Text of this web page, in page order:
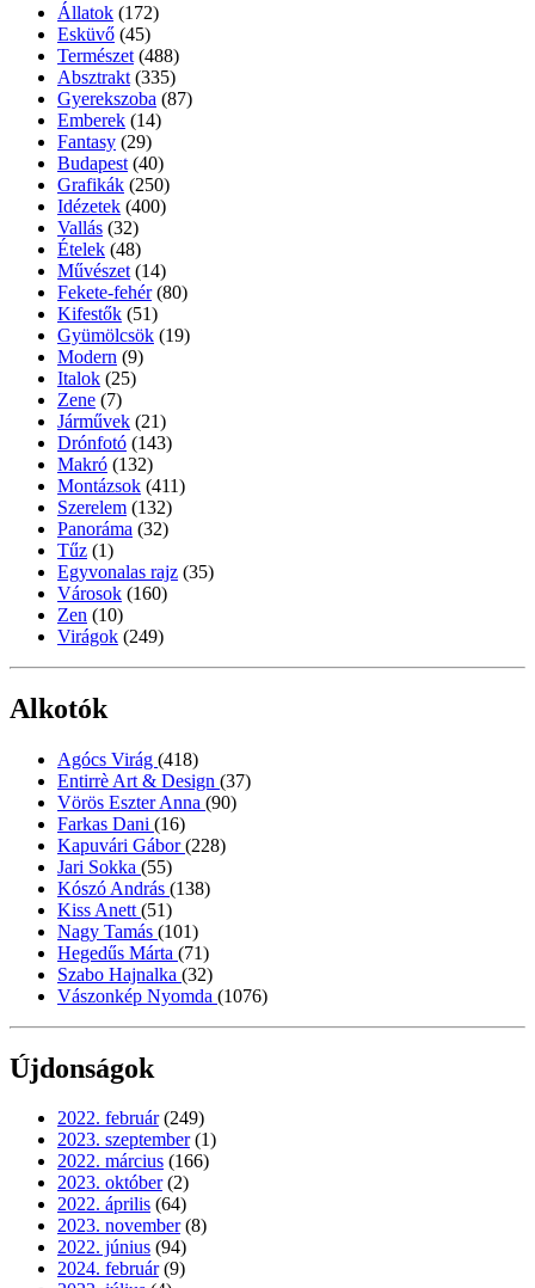
Állatok (172)
Esküvő (45)
Természet (488)
Absztrakt (335)
Gyerekszoba (87)
Emberek (14)
Fantasy (29)
Budapest (40)
Grafikák (250)
Idézetek (400)
Vallás (32)
Ételek (48)
Művészet (14)
Fekete-fehér (80)
Kifestők (51)
Gyümölcsök (19)
Modern (9)
Italok (25)
Zene (7)
Járművek (21)
Drónfotó (143)
Makró (132)
Montázsok (411)
Szerelem (132)
Panoráma (32)
Tűz (1)
Egyvonalas rajz (35)
Városok (160)
Zen (10)
Virágok (249)
Alkotók
Agócs Virág (418)
Entirrè Art & Design (37)
Vörös Eszter Anna (90)
Farkas Dani (16)
Kapuvári Gábor(228)
Jari Sokka (55)
Kószó András (138)
Kiss Anett (51)
Nagy Tamás (101)
Hegedűs Márta (71)
Szabo Hajnalka (32)
Vászonkép Nyomda (1076)
Újdonságok
2022. február (249)
2023. szeptember (1)
2022. március (166)
2023. október (2)
2022. április (64)
2023. november (8)
2022. június (94)
2024. február (9)